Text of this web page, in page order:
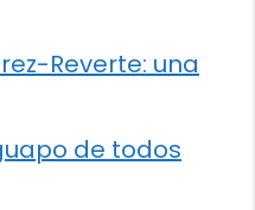
Reverte: una
de todos